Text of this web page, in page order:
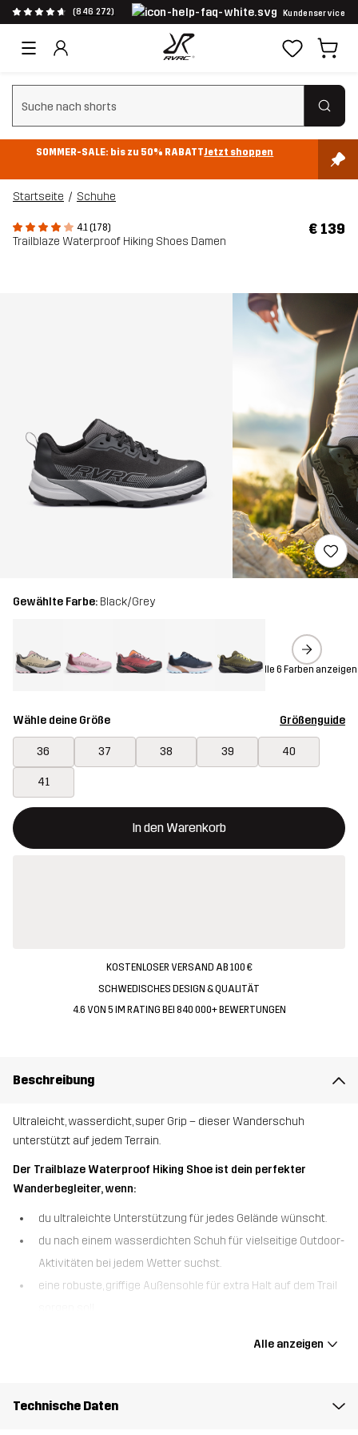
(846 272) Kundenservice
Suchfilter löschen
SOMMER-SALE: bis zu 50% RABATTJetzt shoppen
Startseite Schuhe
4.1 (178)
Trailblaze Waterproof Hiking Shoes Damen
€ 139
Gewählte Farbe: Black/Grey
Alle 6 Farben anzeigen
Wähle deine Größe Größenguide
36 37 38 39 40
41
In den Warenkorb
Dieser Button öffnet ein Fenster und legt den neuen Artikel in
{{size}} nicht verfügbar
KOSTENLOSER VERSAND AB 100 €
SCHWEDISCHES DESIGN & QUALITÄT
4.6 VON 5 IM RATING BEI 840 000+ BEWERTUNGEN
Beschreibung
Ultraleicht, wasserdicht, super Grip – dieser Wanderschuh
unterstützt auf jedem Terrain.
Der Trailblaze Waterproof Hiking Shoe ist dein perfekter
Wanderbegleiter, wenn:
du ultraleichte Unterstützung für jedes Gelände wünscht.
du nach einem wasserdichten Schuh für vielseitige Outdoor-
Aktivitäten bei jedem Wetter suchst.
eine robuste, griffige Außensohle für extra Halt auf dem Trail
Der Trailblaze Waterproof Hiking Shoe vereint mit seinem
warm und trocken – so musst du dir auch bei unvorhergesehenen
Alle anzeigen
Technische Daten